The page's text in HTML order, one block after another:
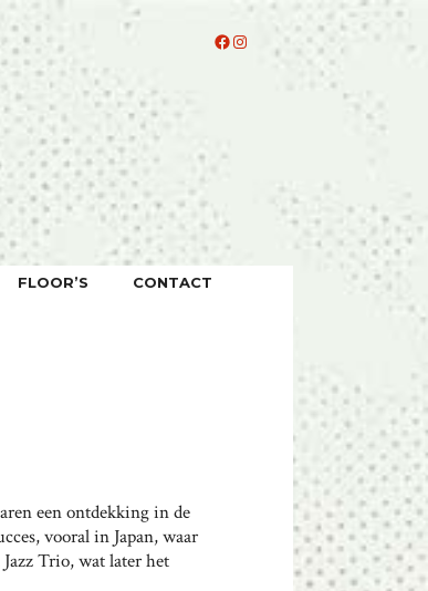
Facebook
Instagram
FLOOR’S CONTACT
een ontdekking in de
vooral in Japan, waar
Trio, wat later het